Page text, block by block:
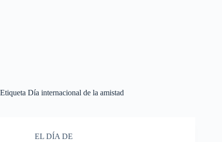
Etiqueta Día internacional de la amistad
EL DÍA DE